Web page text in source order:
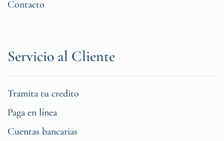
Contacto
Servicio al Cliente
Tramita tu credito
Paga en línea
Cuentas bancarias